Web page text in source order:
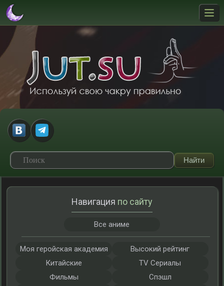
Навигация по сайту
Все аниме
Моя геройская академия
Высокий рейтинг
Китайские
TV Сериалы
Фильмы
Спэшл